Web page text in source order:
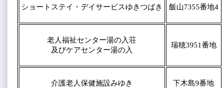
ショートステイ・デイサービスゆきつばき 飯山7355番地4
老人福祉センター湯の入荘
及びケアセンター湯の入
瑞穂3951番地
介護老人保健施設みゆき 下木島9番地